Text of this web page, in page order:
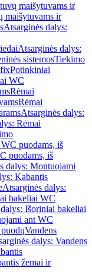
maišytuvams ir
maišytuvams ir
Atsarginės dalys:
Atsarginės dalys:
sistemosTiekimo
Potinkiniai
WC
Rėmai
Rėmai
Atsarginės dalys:
Rėmai
puodams, iš
puodams, iš
dalys: Montuojami
Kabantis
Atsarginės dalys:
bakeliai WC
Išoriniai bakeliai
ant WC
Vandens
dalys: Vandens
žemai ir